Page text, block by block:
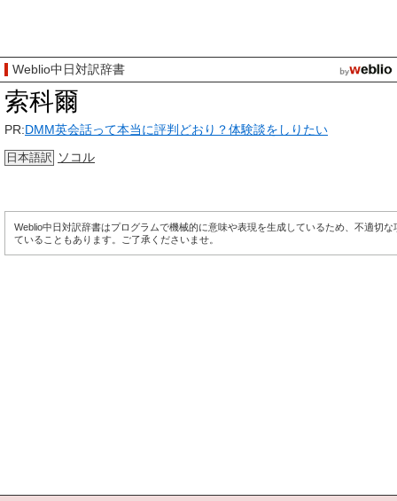
Weblio中日対訳辞書
索科爾
PR:DMM英会話って本当に評判どおり？体験談をしりたい
日本語訳 ソコル
Weblio中日対訳辞書はプログラムで機械的に意味や表現を生成しているため、不適切な
ていることもあります。ご了承くださいませ。